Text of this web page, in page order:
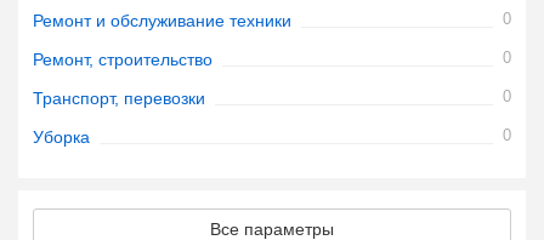
Ремонт и обслуживание техники 0
Ремонт, строительство 0
Транспорт, перевозки 0
Уборка 0
Все параметры